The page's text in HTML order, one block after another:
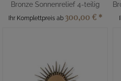
Bronze Sonnenrelief 4-teilig
Ihr Komplettpreis ab 300,00 € *